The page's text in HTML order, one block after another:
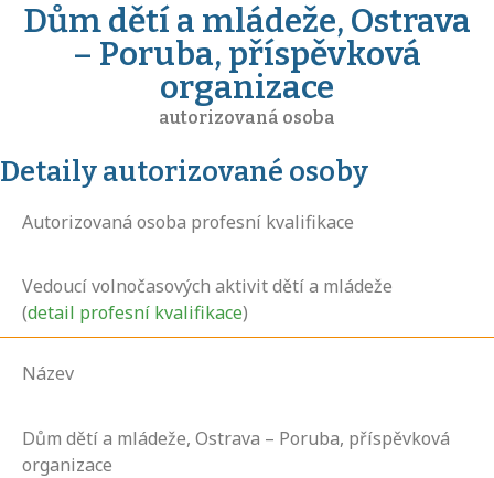
Dům dětí a mládeže, Ostrava
– Poruba, příspěvková
organizace
autorizovaná osoba
Detaily autorizované osoby
Autorizovaná osoba profesní kvalifikace
Vedoucí volnočasových aktivit dětí a mládeže
(detail profesní kvalifikace)
Název
Dům dětí a mládeže, Ostrava – Poruba, příspěvková
organizace